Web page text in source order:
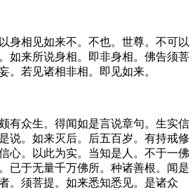
身相见如来不。不也。世尊。不可以
如来所说身相。即非身相。佛告须菩
。若见诸相非相。即见如来。
有众生。得闻如是言说章句。生实信
说。如来灭后。后五百岁。有持戒修
心。以此为实。当知是人。不于一佛
已于无量千万佛所。种诸善根。闻是
。须菩提。如来悉知悉见。是诸众